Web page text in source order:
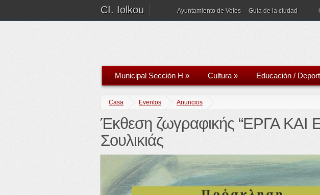
CI. Iolkou Ayuntamiento de Volos Guía de la ciudad
Municipal Sección H » Cultura» Educación /
Casa Eventos Anuncios
Έκθεση ζωγραφικής “ΕΡΓΑ
Σουλικιάς